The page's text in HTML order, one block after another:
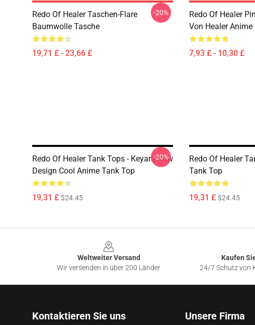
Redo Of Healer Taschen-Flare
Baumwolle Tasche
19,71 £ - 23,66 £
-20%
Redo Of Healer
Von Healer
7,93 £ - 10,30 £
Redo Of Healer Tank Tops - Keyaru New
Design Cool Anime Tank Top
19,31 £ $24.45
-20%
Redo Of Healer
Tank Top
19,31 £ $24.45
Weltweiter Versand
Wir versenden in über 200 Länder
Kaufen
24/7 Schutz von
Kontaktieren Sie uns Unsere Firma